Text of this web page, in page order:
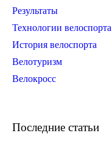
Результаты
Технологии велоспорта
История велоспорта
Велотуризм
Велокросс
Последние статьи